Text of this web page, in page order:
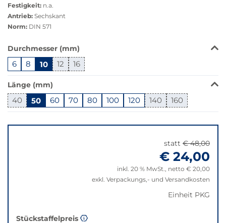
Festigkeit: n.a.
Antrieb: Sechskant
Norm: DIN 571
Das
ist
in
dieser
Variante
nicht
Bei
Alternative
Durchmesser (mm)
6 8 10 12 16
Länge (mm)
40 50 60 70 80 100 120 140 160
zu
statt € 48,00
€ 24,00
inkl. 20 % MwSt., netto € 20,00
exkl. Verpackungs,- und Versandkosten
Einheit PKG
Stückstaffelpreis